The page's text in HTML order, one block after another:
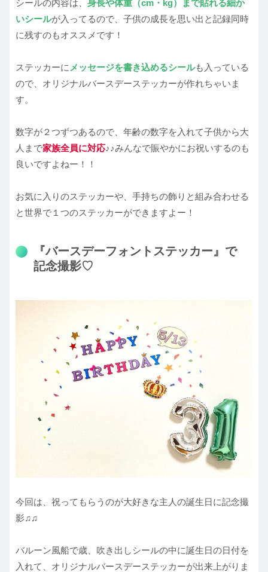
シールの内容は、 身長や体重（cm・kg）まで貼れる細か
いシールが入ってるので、子供の成長を思い出と記録同時
に残すのもオススメです！
ステッカーに メッセージを書き込めるシールも入っている
ので、オリジナルバースデーステッカーが作れちゃいま
す。
数字が２つずつあるので、年齢の数字を入れて子供から大
人まで家族全員に対応♪♪みんなで賑やかにお祝いするのも
良いですよねー！！
お気に入りのステッカーや、手持ちの飾りと組み合わせる
と世界で１つのステッカーができますよー！
『バースデーフォントステッカー』で
記念撮影♡
今回は、祝ってもらうのが大好きな主人の誕生日に記念撮
影♫♫
バルーン風船で歳、吹き出しシールの中に誕生日の日付を
入れて、オリジナルバースデーステッカーが出来上がりま